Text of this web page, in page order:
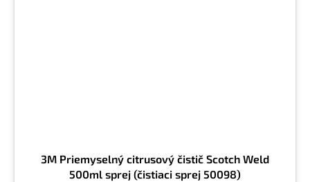
3M Priemyselný citrusový čistič Scotch Weld
500ml sprej (čistiaci sprej 50098)